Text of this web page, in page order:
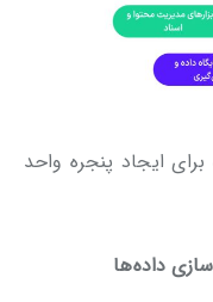
برای ایجاد پنجره واحد